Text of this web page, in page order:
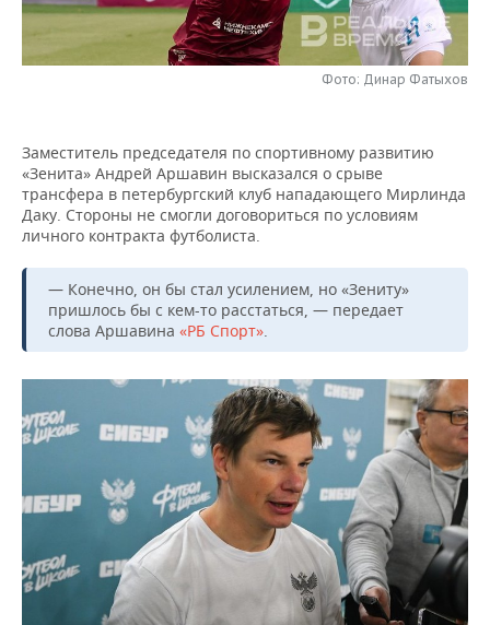
НЕФТЕХИМИЯ
НЕФТЬ
ЭНЕРГЕТИКА
РОЗНИЧНАЯ ТОРГОВЛЯ
НОВОСТИ ТЕХНОЛОГИЙ
ТЕЛЕКОММУНИКАЦИИ
МЕРОПРИЯТИЯ
БИЗНЕС-БРАНЧИ
ONLINE-КОНФЕРЕНЦИИ
ОТКРЫТАЯ ЛЕКЦИЯ
ФУТБОЛ
ХОККЕЙ
БАСКЕТБОЛ
ВОЛЕЙБОЛ
КИБЕРСПОРТ
ФИГУРНОЕ КАТАНИЕ
ВОДНЫЕ ВИДЫ СПОРТА
ХОККЕЙ С МЯЧОМ
ОБЩЕСТВО
НОВОСТИ ОБЩЕСТВА
ВЛАСТЬ
ИНФРАСТРУКТУРА
ИСТОРИЯ
МЕДИЦИНА
ОБРАЗОВАНИЕ
ПРОИСШЕСТВИЯ
ФОТОГАЛЕРЕЯ
СЮЖЕТЫ
СПРАВОЧНИК
СПИСОК ПЕРСОН
СПИСОК КОМПАНИЙ
ПОЛНАЯ ВЕРСИЯ
Фото: Динар Фатыхов
Заместитель председателя по спортивному развитию
«Зенита» Андрей Аршавин высказался о срыве
трансфера в петербургский клуб нападающего Мирлинда
Даку. Стороны не смогли договориться по условиям
личного контракта футболиста.
— Конечно, он бы стал усилением, но «Зениту»
пришлось бы с кем-то расстаться, — передает
слова Аршавина «РБ Спорт».